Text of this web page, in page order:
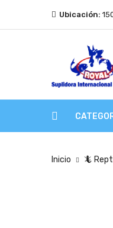
Ubicación:
Inicio 🦎